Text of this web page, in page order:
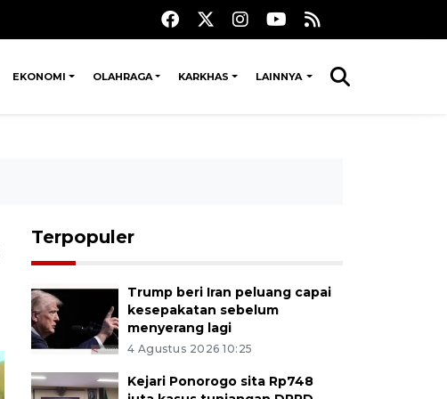
EKONOMI OLAHRAGA KARKHAS LAINNYA
Terpopuler
Trump beri Iran peluang capai
kesepakatan sebelum
menyerang lagi
4 Agustus 2026 10:25
Kejari Ponorogo sita Rp748